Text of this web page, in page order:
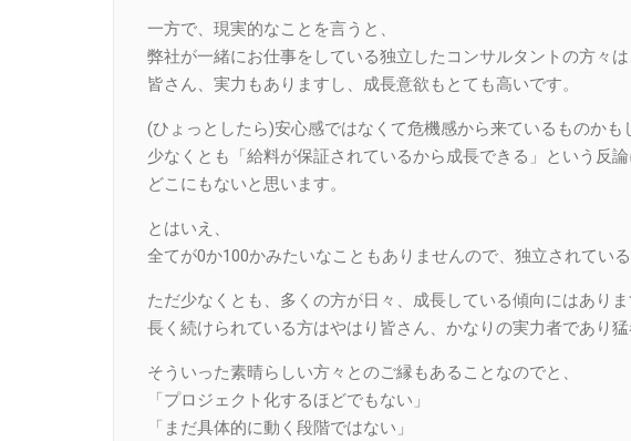
一方で、現実的なことを言うと、
弊社が一緒にお仕事をしている独立したコンサルタントの方々は
皆さん、実力もありますし、成長意欲もとても高いです。
(ひょっとしたら)安心感ではなくて危機感から来ているものかも
少なくとも「給料が保証されているから成長できる」という反
どこにもないと思います。
とはいえ、
全てが0か100かみたいなこともありませんので、独立されてい
ただ少なくとも、多くの方が日々、成長している傾向にはありま
長く続けられている方はやはり皆さん、かなりの実力者であり猛
そういった素晴らしい方々とのご縁もあることなのでと、
「プロジェクト化するほどでもない」
「まだ具体的に動く段階ではない」